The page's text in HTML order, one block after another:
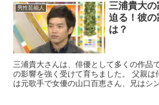
男性芸能人
三浦貴大
迫る！彼の
は？
三浦貴大さんは、俳優として多くの作品
の影響を強く受けて育ちました。 父親は
は元歌手で女優の山口百恵さん、兄はシ